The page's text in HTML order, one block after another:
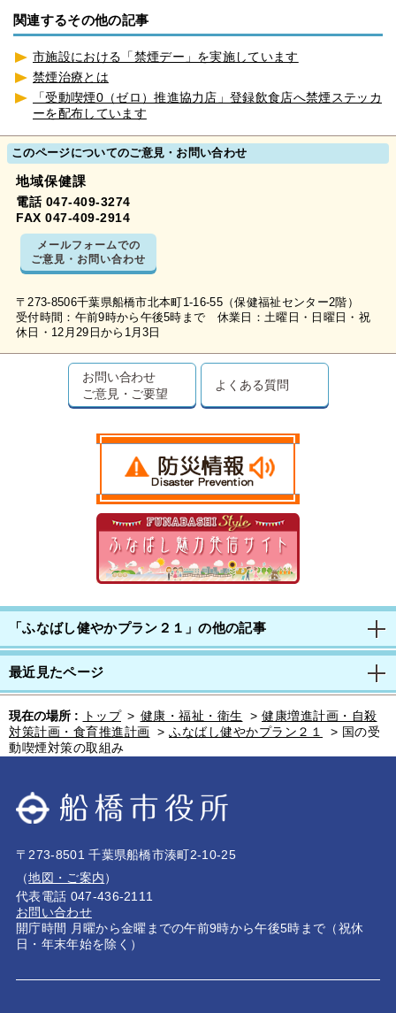
関連するその他の記事
市施設における「禁煙デー」を実施しています
禁煙治療とは
「受動喫煙0（ゼロ）推進協力店」登録飲食店へ禁煙ステッカ
ーを配布しています
このページについてのご意見・お問い合わせ
地域保健課
電話 047-409-3274
FAX 047-409-2914
メールフォームでの
ご意見・お問い合わせ
〒273-8506千葉県船橋市北本町1-16-55（保健福祉センター2階）
受付時間：午前9時から午後5時まで 休業日：土曜日・日曜日・祝
休日・12月29日から1月3日
お問い合わせ
ご意見・ご要望
よくある質問
「ふなばし健やかプラン２１」の他の記事
最近見たページ
現在の場所 : トップ > 健康・福祉・衛生 > 健康増進計画・自殺
対策計画・食育推進計画 > ふなばし健やかプラン２１ > 国の受
動喫煙対策の取組み
〒273-8501 千葉県船橋市湊町2-10-25
（地図・ご案内）
代表電話 047-436-2111
お問い合わせ
開庁時間 月曜から金曜までの午前9時から午後5時まで（祝休
日・年末年始を除く）